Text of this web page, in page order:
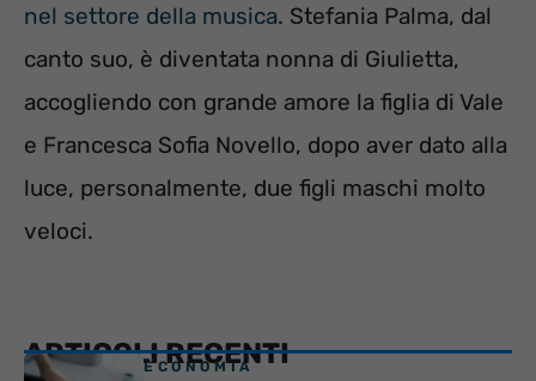
nel settore della musica. Stefania Palma, dal
canto suo, è diventata nonna di Giulietta,
accogliendo con grande amore la figlia di Vale
e Francesca Sofia Novello, dopo aver dato alla
luce, personalmente, due figli maschi molto
veloci.
ARTICOLI RECENTI
ECONOMIA